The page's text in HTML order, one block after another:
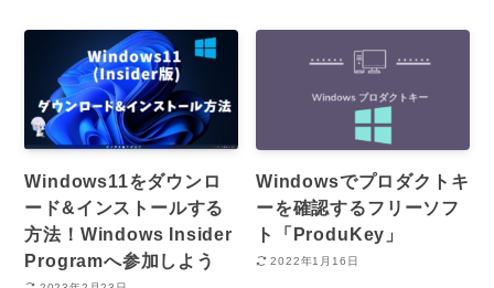
Windows11をダウンロ
ード&インストールする
方法！Windows Insider
Programへ参加しよう
Windowsでプロダクトキ
ーを確認するフリーソフ
ト「ProduKey」
2022年1月16日